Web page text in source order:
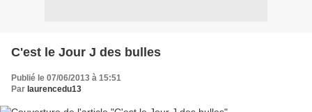
C'est le Jour J des bulles
Publié le 07/06/2013 à 15:51
Par laurencedu13